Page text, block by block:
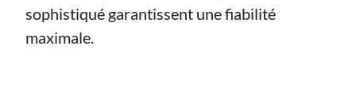
sophistiqué garantissent une fiabilité
maximale.